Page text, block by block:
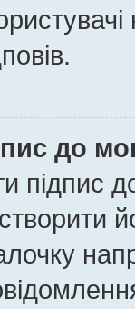
до
підпис